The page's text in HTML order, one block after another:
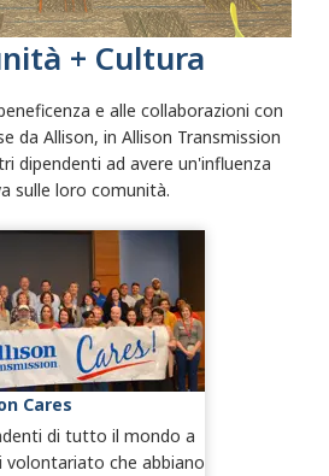
+ Cultura
e alle collaborazioni con
da Allison, in Allison Transmission
dipendenti ad avere un'influenza
sulle loro comunità.
Cares
di tutto il mondo a
che abbiano